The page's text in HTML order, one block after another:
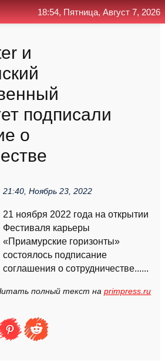
и
подписали
о
21:40, Ноябрь 23, 2022
21 ноября 2022 года на открытии
Фестиваля карьеры
«Приамурские горизонты»
состоялось подписание
соглашения о сотрудничестве......
полный текст на primpress.ru
18:54, Пятница, Август 7, 2026